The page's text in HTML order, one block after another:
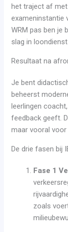
het traject af
exameninstantie
WRM pas ben je
slag in
Resultaat na
Je bent
beheerst
leerlingen
feedback geeft.
maar vooral voor
De drie fasen bij
Fase 1
zoals